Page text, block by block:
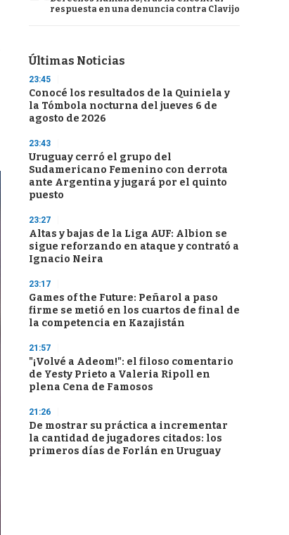
respuesta en una denuncia contra Clavijo
Últimas Noticias
23:45
Conocé los resultados de la Quiniela y
la Tómbola nocturna del jueves 6 de
agosto de 2026
23:43
Uruguay cerró el grupo del
Sudamericano Femenino con derrota
ante Argentina y jugará por el quinto
puesto
23:27
Altas y bajas de la Liga AUF: Albion se
sigue reforzando en ataque y contrató a
Ignacio Neira
23:17
Games of the Future: Peñarol a paso
firme se metió en los cuartos de final de
la competencia en Kazajistán
21:57
"¡Volvé a Adeom!": el filoso comentario
de Yesty Prieto a Valeria Ripoll en
plena Cena de Famosos
21:26
De mostrar su práctica a incrementar
la cantidad de jugadores citados: los
primeros días de Forlán en Uruguay